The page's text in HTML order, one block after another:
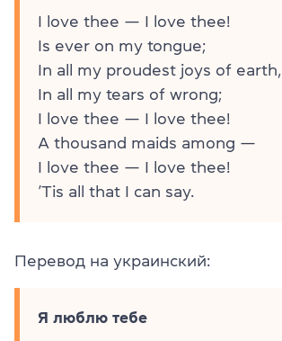
I love thee — I love thee!
Is ever on my tongue;
In all my proudest joys of earth,
In all my tears of wrong;
I love thee — I love thee!
A thousand maids among —
I love thee — I love thee!
’Tis all that I can say.
Перевод на украинский:
Я люблю тебе